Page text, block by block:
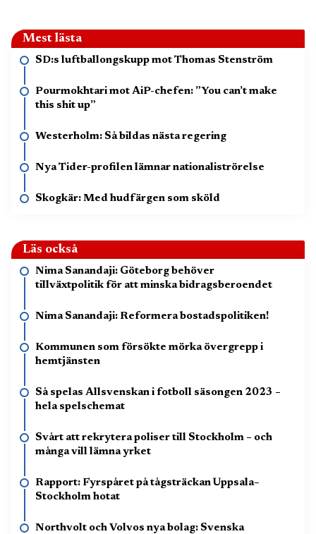
Mest lästa
SD:s luftballongskupp mot Thomas Stenström
Pourmokhtari mot AiP-chefen: ”You can’t make
this shit up”
Westerholm: Så bildas nästa regering
Nya Tider-profilen lämnar nationaliströrelse
Skogkär: Med hudfärgen som sköld
Läs också
Nima Sanandaji: Göteborg behöver
tillväxtpolitik för att minska bidragsberoendet
Nima Sanandaji: Reformera bostadspolitiken!
Kommunen som försökte mörka övergrepp i
hemtjänsten
Så spelas Allsvenskan i fotboll säsongen 2023 –
hela spelschemat
Svårt att rekrytera poliser till Stockholm – och
många vill lämna yrket
Rapport: Fyrspåret på tågsträckan Uppsala–
Stockholm hotat
Northvolt och Volvos nya bolag: Svenska